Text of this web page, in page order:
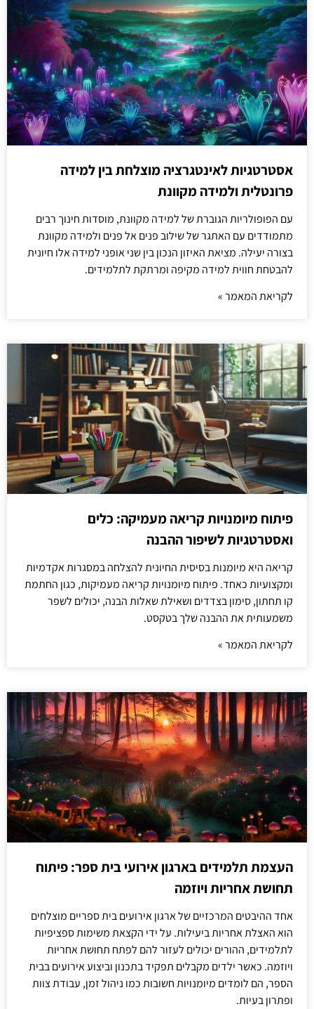
אסטרטגיות לאינטגרציה מוצלחת בין למידה
פרונטלית ולמידה מקוונת
עם הפופולריות הגוברת של למידה מקוונת, מוסדות חינוך רבים
מתמודדים עם האתגר של שילוב פנים אל פנים ולמידה מקוונת
בצורה יעילה. מציאת האיזון הנכון בין שני אופני למידה אלו חיונית
להבטחת חווית למידה מקיפה ומרתקת לתלמידים.
לקריאת המאמר »
פיתוח מיומנויות קריאה מעמיקה: כלים
ואסטרטגיות לשיפור ההבנה
קריאה היא מיומנות בסיסית החיונית להצלחה במסגרות אקדמיות
ומקצועיות כאחד. פיתוח מיומנויות קריאה מעמיקות, כגון החתמת
קו תחתון, סימון בצדדים ושאילת שאלות הבנה, יכולים לשפר
משמעותית את ההבנה שלך בטקסט.
לקריאת המאמר »
העצמת תלמידים בארגון אירועי בית ספר: פיתוח
תחושת אחריות ויוזמה
אחד ההיבטים המרכזיים של ארגון אירועים בית ספריים מוצלחים
הוא האצלת אחריות ביעילות. על ידי הקצאת משימות ספציפיות
לתלמידים, ההורים יכולים לעזור להם לפתח תחושת אחריות
ויוזמה. כאשר ילדים מקבלים תפקיד בתכנון וביצוע אירועים בבית
הספר, הם לומדים מיומנויות חשובות כמו ניהול זמן, עבודת צוות
ופתרון בעיות.